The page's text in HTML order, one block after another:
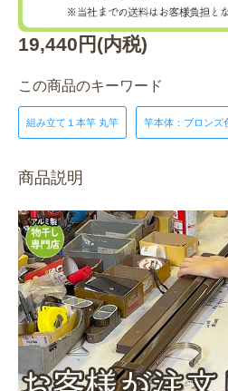
19,440円(内税)
この商品のキーワード
組み立て１本竿 丸竿 竿本体：ブロンズ
商品説明